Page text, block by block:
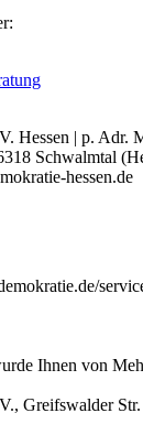
Hessen | p. Adr.
Schwalmtal
hessen.de
Ihnen von
Greifswalder